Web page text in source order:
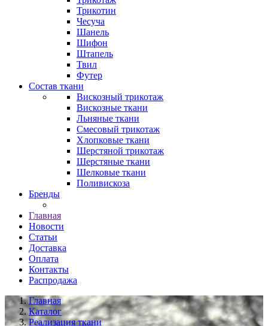
Трикотин
Чесуча
Шанель
Шифон
Штапель
Твил
Футер
Состав ткани
Вискозный трикотаж
Вискозные ткани
Льняные ткани
Смесовый трикотаж
Хлопковые ткани
Шерстяной трикотаж
Шерстяные ткани
Шелковые ткани
Поливискоза
Бренды
Главная
Новости
Статьи
Доставка
Оплата
Контакты
Распродажа
Главная
Каталог
Реализация ткани